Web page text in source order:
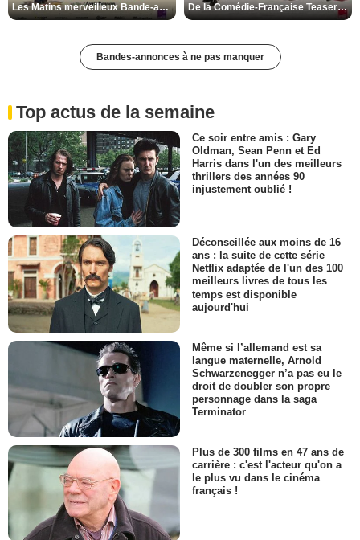
Les Matins merveilleux Bande-annonce VF De la Comédie-Française Teaser VF
Bandes-annonces à ne pas manquer
Top actus de la semaine
Ce soir entre amis : Gary
Oldman, Sean Penn et Ed
Harris dans l'un des meilleurs
thrillers des années 90
injustement oublié !
Déconseillée aux moins de 16
ans : la suite de cette série
Netflix adaptée de l'un des 100
meilleurs livres de tous les
temps est disponible
aujourd'hui
Même si l’allemand est sa
langue maternelle, Arnold
Schwarzenegger n’a pas eu le
droit de doubler son propre
personnage dans la saga
Terminator
Plus de 300 films en 47 ans de
carrière : c'est l'acteur qu'on a
le plus vu dans le cinéma
français !